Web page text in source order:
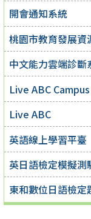
開會通知系統
桃園市教育發展資
中文能力雲端診斷
Live ABC
Live ABC
英語線上學習平臺
英日語檢定模擬測
東和數位日語檢定